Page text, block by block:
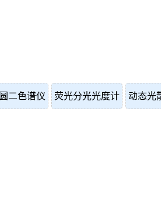
圆二色谱仪 荧光分光光度计 动态光